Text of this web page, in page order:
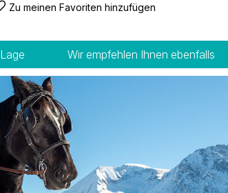
Zu meinen Favoriten hinzufügen
Lage Wir empfehlen Ihnen ebenfalls